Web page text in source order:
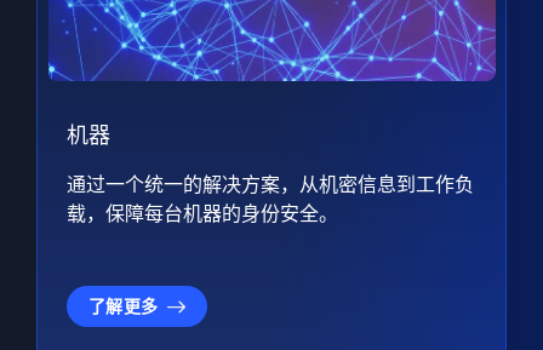
机器
通过一个统一的解决方案，从机密信息到工作负
载，保障每台机器的身份安全。
了解更多